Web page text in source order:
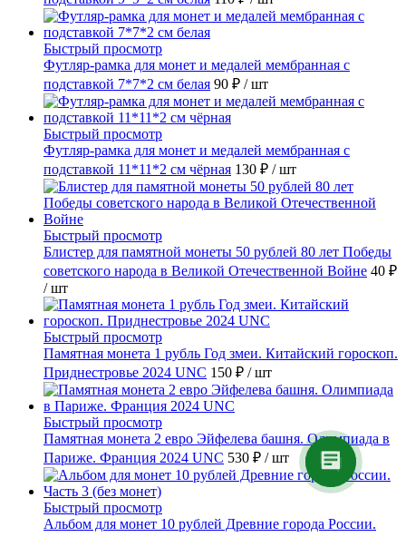
Быстрый просмотр
Футляр-рамка для монет и медалей мембранная с
подставкой 7*7*2 см белая 90 ₽ / шт
Быстрый просмотр
Футляр-рамка для монет и медалей мембранная с
подставкой 11*11*2 см чёрная 130 ₽ / шт
Быстрый просмотр
Блистер для памятной монеты 50 рублей 80 лет Победы
советского народа в Великой Отечественной Войне 40 ₽
/ шт
Быстрый просмотр
Памятная монета 1 рубль Год змеи. Китайский гороскоп.
Приднестровье 2024 UNC 150 ₽ / шт
Быстрый просмотр
Памятная монета 2 евро Эйфелева башня. Олимпиада в
Париже. Франция 2024 UNC 530 ₽ / шт
Быстрый просмотр
Альбом для монет 10 рублей Древние города России.